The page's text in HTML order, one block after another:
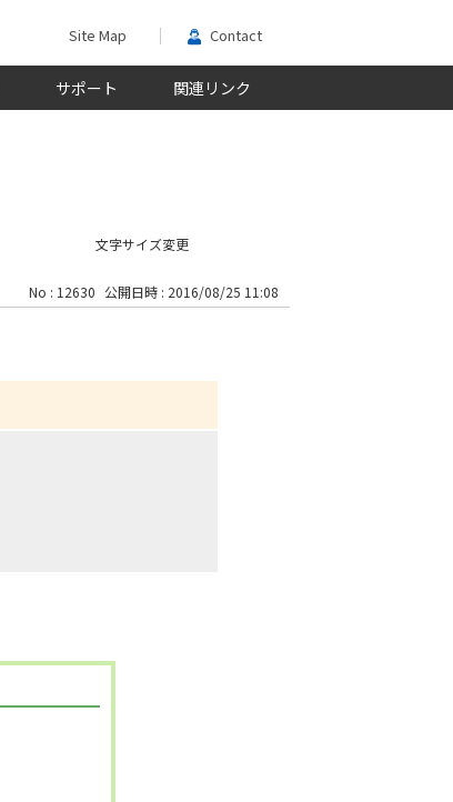
Site Map Contact
サポート 関連リンク
文字サイズ変更
No : 12630 公開日時 : 2016/08/25 11:08